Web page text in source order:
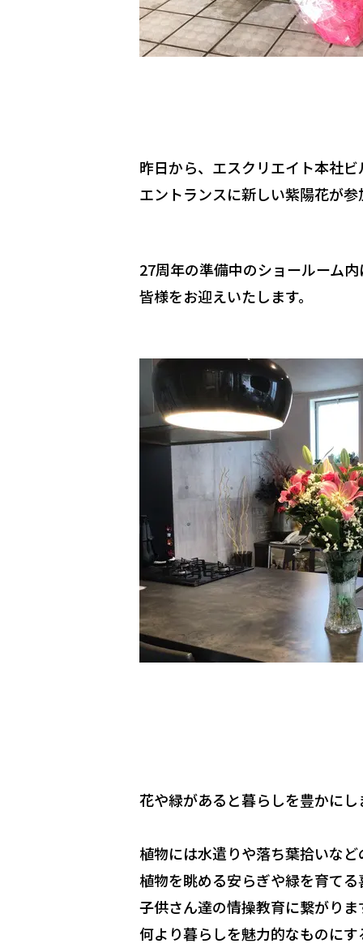
昨日から、エスクリエイト本社ビ
エントランスに新しい紫陽花が参
27周年の準備中のショールーム
皆様をお迎えいたします。
花や緑があると暮らしを豊かにし
植物には水遣りや落ち葉拾いな
植物を眺める安らぎや緑を育て
子供さん達の情操教育に繋がりま
何より暮らしを魅力的なものに